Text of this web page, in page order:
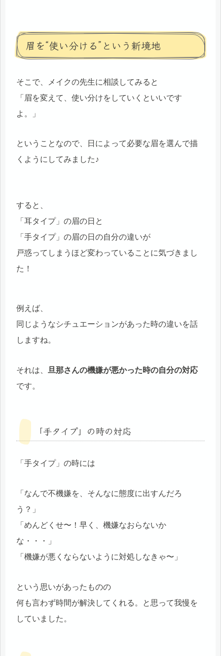
眉を“使い分ける”という新境地
そこで、メイクの先生に相談してみると
「眉を変えて、使い分けをしていくといいです
よ。」
ということなので、日によって必要な眉を選んで描
くようにしてみました♪
すると、
「耳タイプ」の眉の日と
「手タイプ」の眉の日の自分の違いが
戸惑ってしまうほど変わっていることに気づきまし
た！
例えば、
同じようなシチュエーションがあった時の違いを話
しますね。
それは、 旦那さんの機嫌が悪かった時の自分の対応
です。
「手タイプ」の時の対応
「手タイプ」の時には
「なんで不機嫌を、そんなに態度に出すんだろ
う？」
「めんどくせ〜！早く、機嫌なおらないか
な・・・」
「機嫌が悪くならないように対処しなきゃ〜」
という思いがあったものの
何も言わず時間が解決してくれる。と思って我慢を
していました。